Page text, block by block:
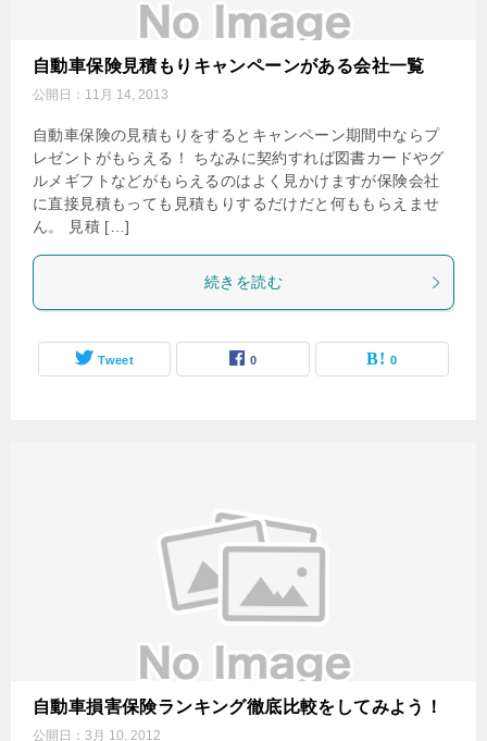
自動車保険見積もりキャンペーンがある会社一覧
公開日： 11月 14, 2013
自動車保険の見積もりをするとキャンペーン期間中ならプ
レゼントがもらえる！ ちなみに契約すれば図書カードやグ
ルメギフトなどがもらえるのはよく見かけますが保険会社
に直接見積もっても見積もりするだけだと何ももらえませ
ん。 見積 […]
続きを読む
Tweet 0 0
自動車損害保険ランキング徹底比較をしてみよう！
公開日： 3月 10, 2012